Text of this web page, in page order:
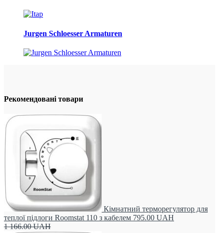
Jurgen Schloesser Armaturen
Рекомендовані товари
Кімнатний терморегулятор для
теплої підлоги Roomstat 110 з кабелем 795.00 UAH
1 166.00UAH